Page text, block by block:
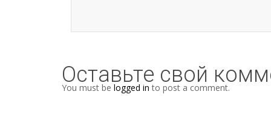
Оставьте свой
You must be logged in to post a comment.